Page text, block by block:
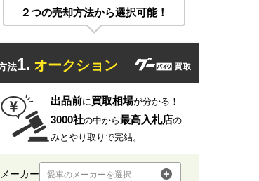
２つの売却方法から選択可能！
法1. オークション
出品前に買取相場が分かる！
3000社の中から最高入札店の
みとやり取りで完結。
メーカー 愛車のメーカーを選択